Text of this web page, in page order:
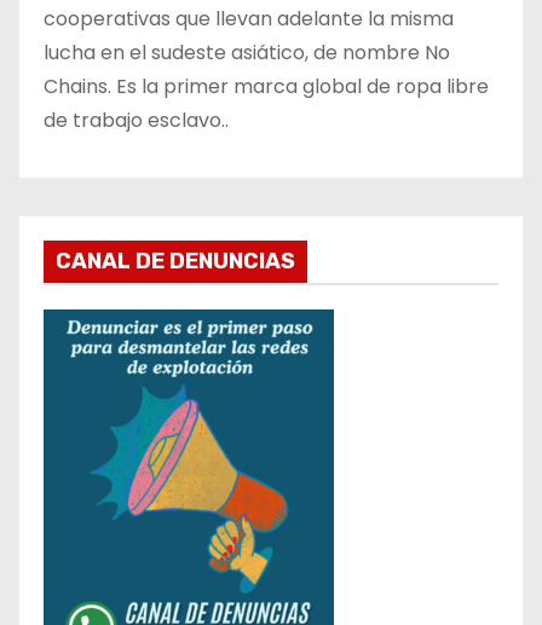
cooperativas que llevan adelante la misma
lucha en el sudeste asiático, de nombre No
Chains. Es la primer marca global de ropa libre
de trabajo esclavo..
CANAL DE DENUNCIAS